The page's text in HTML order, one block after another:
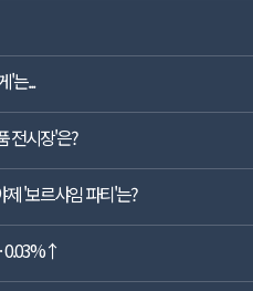
'는...
전시장'은?
'보르샤임 파티'는?
0.03%↑